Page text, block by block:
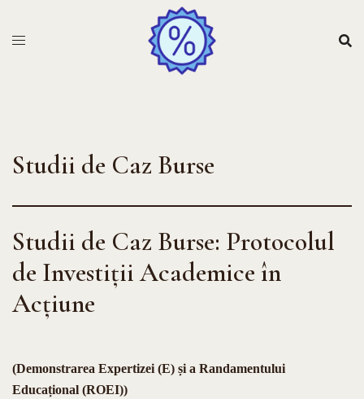
Studii de Caz Burse
Studii de Caz Burse: Protocolul
de Investiții Academice în
Acțiune
(Demonstrarea Expertizei (E) și a Randamentului
Educațional (ROEI))